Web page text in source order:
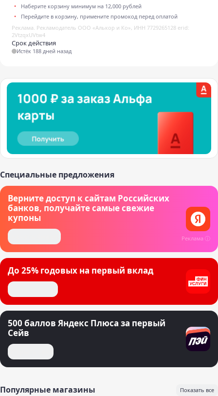
Наберите корзину минимум на 12,000 рублей
Перейдите в корзину, примените промокод перед оплатой
Реклама. Рекламодатель ООО «Алькор и Ко», ИНН 7729265128 erid:
2VtzqxUVtw4
Срок действия
Истёк 188 дней назад
Специальные предложения
Реклама ⓘ
Верните доступ к сайтам Российских
банков, получайте самые свежие
купоны
Скачать Яндекс
До 25% годовых на первый вклад
Открыть вклад
500 баллов Яндекс Плюса за первый
Сейв
Открыть сейв
Популярные магазины Показать все